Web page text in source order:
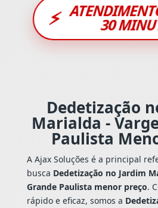
⚡ 30
Dedetização
Marialda -
Paulista
A Ajax Soluções é a principal
busca Dedetização no Jardim
Grande Paulista menor preço.
rápido e eficaz, somos a